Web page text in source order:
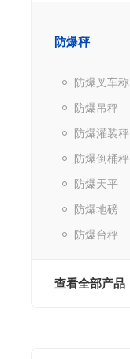
防爆秤
防爆叉车称
防爆吊秤
防爆灌装秤
防爆倒桶秤
防爆天平
防爆地磅
防爆台秤
查看全部产品